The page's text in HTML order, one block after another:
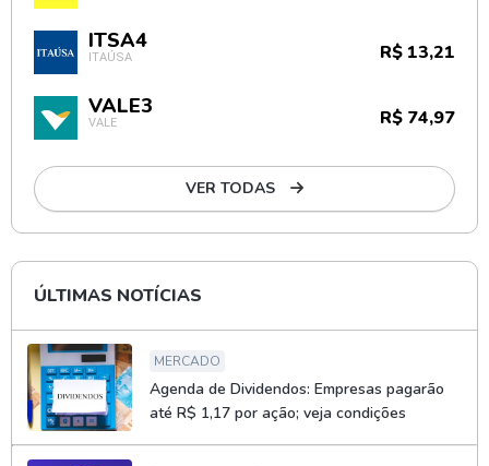
ITSA4
ITAÚSA R$ 13,21
VALE3
VALE R$ 74,97
VER TODAS
ÚLTIMAS NOTÍCIAS
MERCADO
Agenda de Dividendos: Empresas pagarão
até R$ 1,17 por ação; veja condições